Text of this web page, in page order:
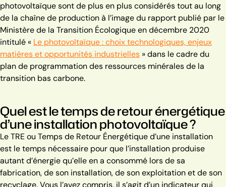
photovoltaïque sont de plus en plus considérés tout au long
de la chaîne de production à l’image du rapport publié par le
Ministère de la Transition Écologique en décembre 2020
intitulé « Le photovoltaïque : choix technologiques, enjeux
matières et opportunités industrielles » dans le cadre du
plan de programmation des ressources minérales de la
transition bas carbone.
Quel est le temps de retour énergétique
d’une installation photovoltaïque ?
Le TRE ou Temps de Retour Énergétique d’une installation
est le temps nécessaire pour que l’installation produise
autant d’énergie qu’elle en a consommé lors de sa
fabrication, de son installation, de son exploitation et de son
recyclage. Vous l’avez compris, il s’agit d’un indicateur qui